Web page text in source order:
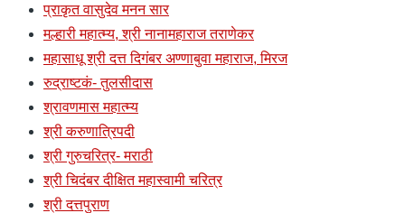
प्राकृत वासुदेव मनन सार
मल्हारी महात्म्य, श्री नानामहाराज तराणेकर
महासाधू श्री दत्त दिगंबर अण्णाबुवा महाराज, मिरज
रुद्राष्टकं- तुलसीदास
श्रावणमास महात्म्य
श्री करुणात्रिपदी
श्री गुरुचरित्र- मराठी
श्री चिदंबर दीक्षित महास्वामी चरित्र
श्री दत्तपुराण